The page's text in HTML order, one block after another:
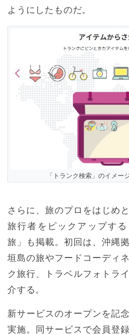
ようにしたものだ。
「トランク検索」のイメー
さらに、旅のプロをはじめ
旅行者をピックアップす
旅」も掲載。初回は、沖縄
垣島の旅やフードコーディ
ク旅行、トラベルフォトラ
介する。
新サービスのオープンを記
実施。同サービスで会員登